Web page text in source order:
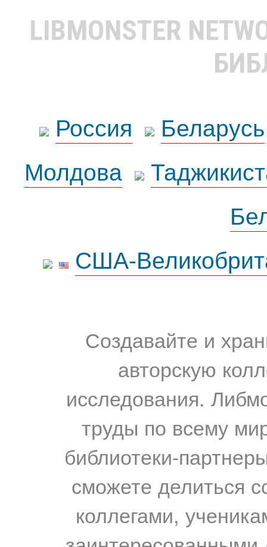
LIBMONSTER
Россия
Беларусь
Молдова
США-
Создавайте и
авторскую
исследования.
труды по всему
библиотеки-
сможете делиться
коллегами,